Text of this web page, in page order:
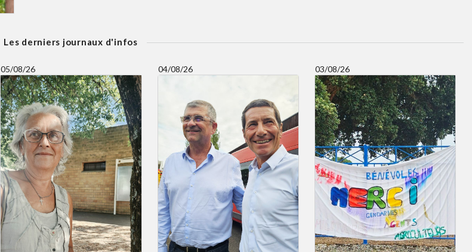
Les derniers journaux d'infos
05/08/26 04/08/26 03/08/26